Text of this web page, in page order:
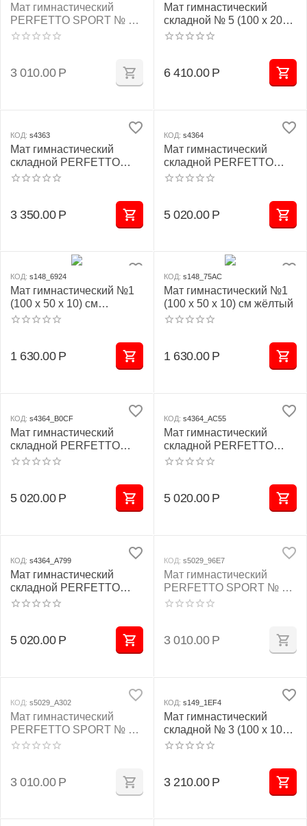
Мат гимнастический
PERFETTO SPORT № 2
(100 х 100 х 10) см
3 010.00 Р
Мат гимнастический
складной № 5 (100 х 200 х
10) см жёлтый
6 410.00 Р
КОД: s4363
Мат гимнастический
складной PERFETTO
SPORT № 3 (100 х 100 х
3 350.00 Р
КОД: s4364
Мат гимнастический
складной PERFETTO
SPORT № 4 (100 х 150 х
5 020.00 Р
КОД: s148_6924
Мат гимнастический №1
(100 х 50 х 10) см
бежевый
1 630.00 Р
КОД: s148_75AC
Мат гимнастический №1
(100 х 50 х 10) см жёлтый
1 630.00 Р
КОД: s4364_B0CF
Мат гимнастический
складной PERFETTO
SPORT № 4 (100 х 150 х
5 020.00 Р
КОД: s4364_AC55
Мат гимнастический
складной PERFETTO
SPORT № 4 (100 х 150 х
5 020.00 Р
КОД: s4364_A799
Мат гимнастический
складной PERFETTO
SPORT № 4 (100 х 150 х
5 020.00 Р
КОД: s5029_96E7
Мат гимнастический
PERFETTO SPORT № 2
(100 х 100 х 10) см
3 010.00 Р
КОД: s5029_A302
Мат гимнастический
PERFETTO SPORT № 2
(100 х 100 х 10) см
3 010.00 Р
КОД: s149_1EF4
Мат гимнастический
складной № 3 (100 х 100 х
10) см бежевый
3 210.00 Р